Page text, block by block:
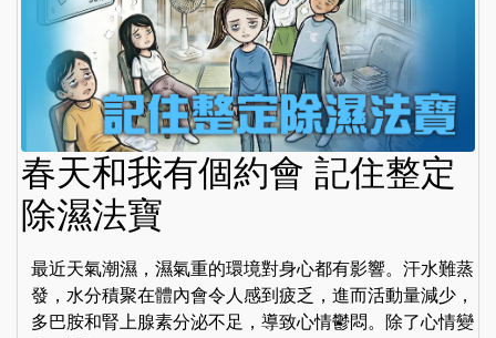
春天和我有個約會 記住整定
除濕法寶
最近天氣潮濕，濕氣重的環境對身心都有影響。汗水難蒸
發，水分積聚在體內會令人感到疲乏，進而活動量減少，
多巴胺和腎上腺素分泌不足，導致心情鬱悶。除了心情變